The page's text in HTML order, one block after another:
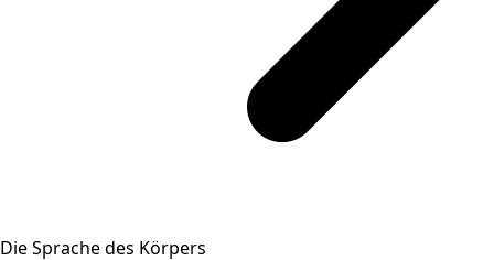
Die Sprache des Körpers